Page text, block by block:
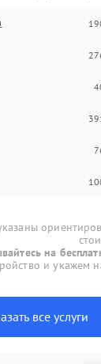
на
и укажем
все услуги